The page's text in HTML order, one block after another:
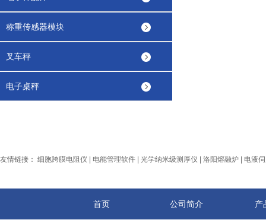
称重传感器模块
叉车秤
电子桌秤
友情链接： 细胞跨膜电阻仪 电能管理软件 光学纳米级测厚仪 洛阳熔融炉 电液
首页 公司简介 产